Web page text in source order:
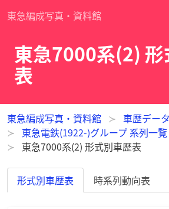
東急編成写真・資料館
東急7000系(2) 形
表
東急編成写真・資料館
車歴デー
東急電鉄(1922-)グループ 系列一覧
東急7000系(2) 形式別車歴表
形式別車歴表 時系列動向表